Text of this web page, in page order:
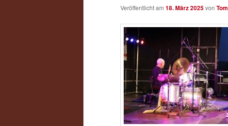
Veröffentlicht am 18. März 2025von Tom